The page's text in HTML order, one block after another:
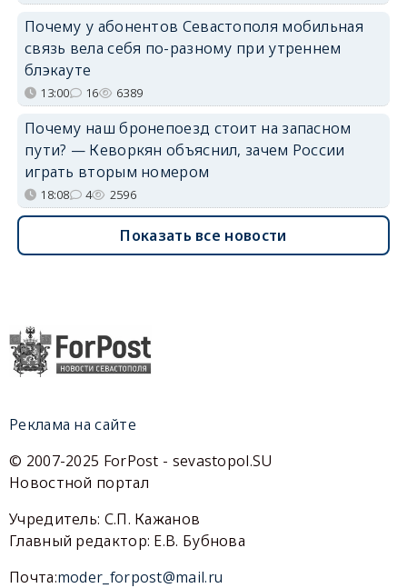
Почему у абонентов Севастополя мобильная
связь вела себя по-разному при утреннем
блэкауте
13:00 16 6389
Почему наш бронепоезд стоит на запасном
пути? — Кеворкян объяснил, зачем России
играть вторым номером
18:08 4 2596
Показать все новости
Реклама на сайте
© 2007-2025 ForPost - sevastopol.SU
Новостной портал
Учредитель: С.П. Кажанов
Главный редактор: Е.В. Бубнова
Почта:moder_forpost@mail.ru